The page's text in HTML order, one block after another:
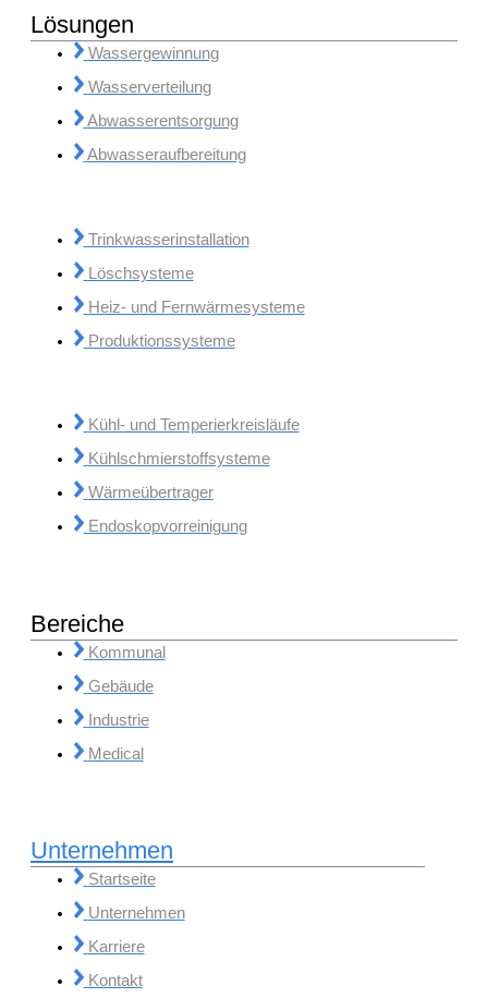
Lösungen
Wassergewinnung
Wasserverteilung
Abwasserentsorgung
Abwasseraufbereitung
Trinkwasserinstallation
Löschsysteme
Heiz- und Fernwärmesysteme
Produktionssysteme
Kühl- und Temperierkreisläufe
Kühlschmierstoffsysteme
Wärmeübertrager
Endoskopvorreinigung
Bereiche
Kommunal
Gebäude
Industrie
Medical
Unternehmen
Startseite
Unternehmen
Karriere
Kontakt